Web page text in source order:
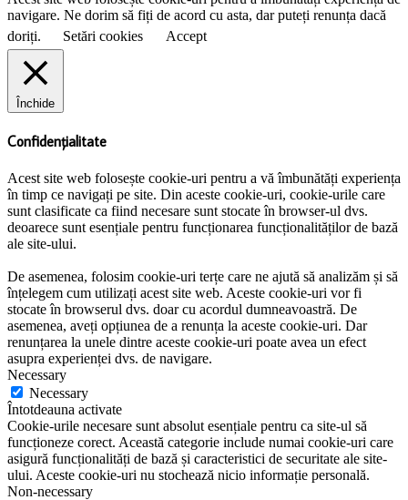
navigare. Ne dorim să fiți de acord cu asta, dar puteți renunța dacă
doriți.
Setări cookies Accept
Închide
Confidențialitate
Acest site web folosește cookie-uri pentru a vă îmbunătăți experiența
în timp ce navigați pe site. Din aceste cookie-uri, cookie-urile care
sunt clasificate ca fiind necesare sunt stocate în browser-ul dvs.
deoarece sunt esențiale pentru funcționarea funcționalităților de bază
ale site-ului.
De asemenea, folosim cookie-uri terțe care ne ajută să analizăm și să
înțelegem cum utilizați acest site web. Aceste cookie-uri vor fi
stocate în browserul dvs. doar cu acordul dumneavoastră. De
asemenea, aveți opțiunea de a renunța la aceste cookie-uri. Dar
renunțarea la unele dintre aceste cookie-uri poate avea un efect
asupra experienței dvs. de navigare.
Necessary
Necessary
Întotdeauna activate
Cookie-urile necesare sunt absolut esențiale pentru ca site-ul să
funcționeze corect. Această categorie include numai cookie-uri care
asigură funcționalități de bază și caracteristici de securitate ale site-
ului. Aceste cookie-uri nu stochează nicio informație personală.
Non-necessary